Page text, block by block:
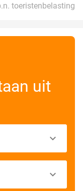
toeristenbelasting
uit